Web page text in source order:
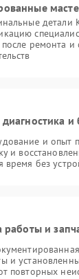
детали
ремонта и
диагностика
и опыт
и
без
работы и
и
повторных